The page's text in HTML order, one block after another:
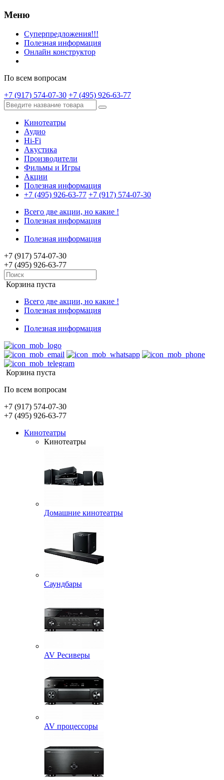
Меню
Суперпредложения!!!
Полезная информация
Онлайн конструктор
По всем вопросам
+7 (917) 574-07-30 +7 (495) 926-63-77
Кинотеатры
Аудио
Hi-Fi
Акустика
Производители
Фильмы и Игры
Акции
Полезная информация
+7 (495) 926-63-77 +7 (917) 574-07-30
Всего две акции, но какие !
Полезная информация
Полезная информация
+7 (917) 574-07-30
+7 (495) 926-63-77
Корзина пуста
Всего две акции, но какие !
Полезная информация
Полезная информация
Корзина пуста
По всем вопросам
+7 (917) 574-07-30
+7 (495) 926-63-77
Кинотеатры
Кинотеатры
Домашние кинотеатры
Саундбары
AV Ресиверы
AV процессоры